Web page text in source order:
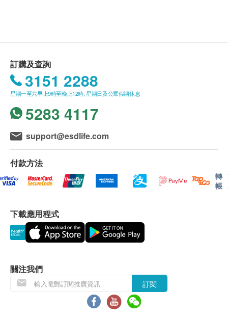
馬奶
羊奶
雞蛋
海鮮類
鯡魚
帶子
龍蝦
鯖魚
鯉魚
北極紅蝦
南美白對蝦
歐洲白蝦
大西洋三文魚
黃鰭金槍魚/黃鰭吞拿魚
最新一代的免疫球蛋白E (IgE)過敏測試
突破性分子過敏原 測試技術
只需1-2毫升血液
測試超過95％可避免的致敏原
樣本由意大利團隊進行測試及分析
過敏原分子研究始於1983年
關於Faber的科研文獻 (38篇)
歐盟(IVD)認可測試*
採用先進的納米和微陣列技術
測試由歐盟CAAM 提供
1000-2500 IU/ml
中心有經驗豐富的兒童抽血員
訂購及查詢
3151 2288
星期一至六早上9時至晚上12時; 星期日及公眾假期休息
5283 4117
support@esdlife.com
付款方法
轉
帳
下載應用程式
關注我們
訂閱